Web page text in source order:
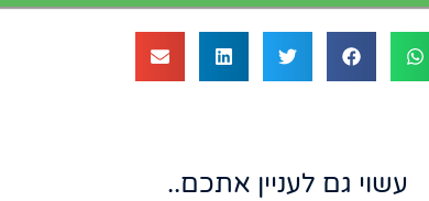
עשוי גם לעניין אתכם..